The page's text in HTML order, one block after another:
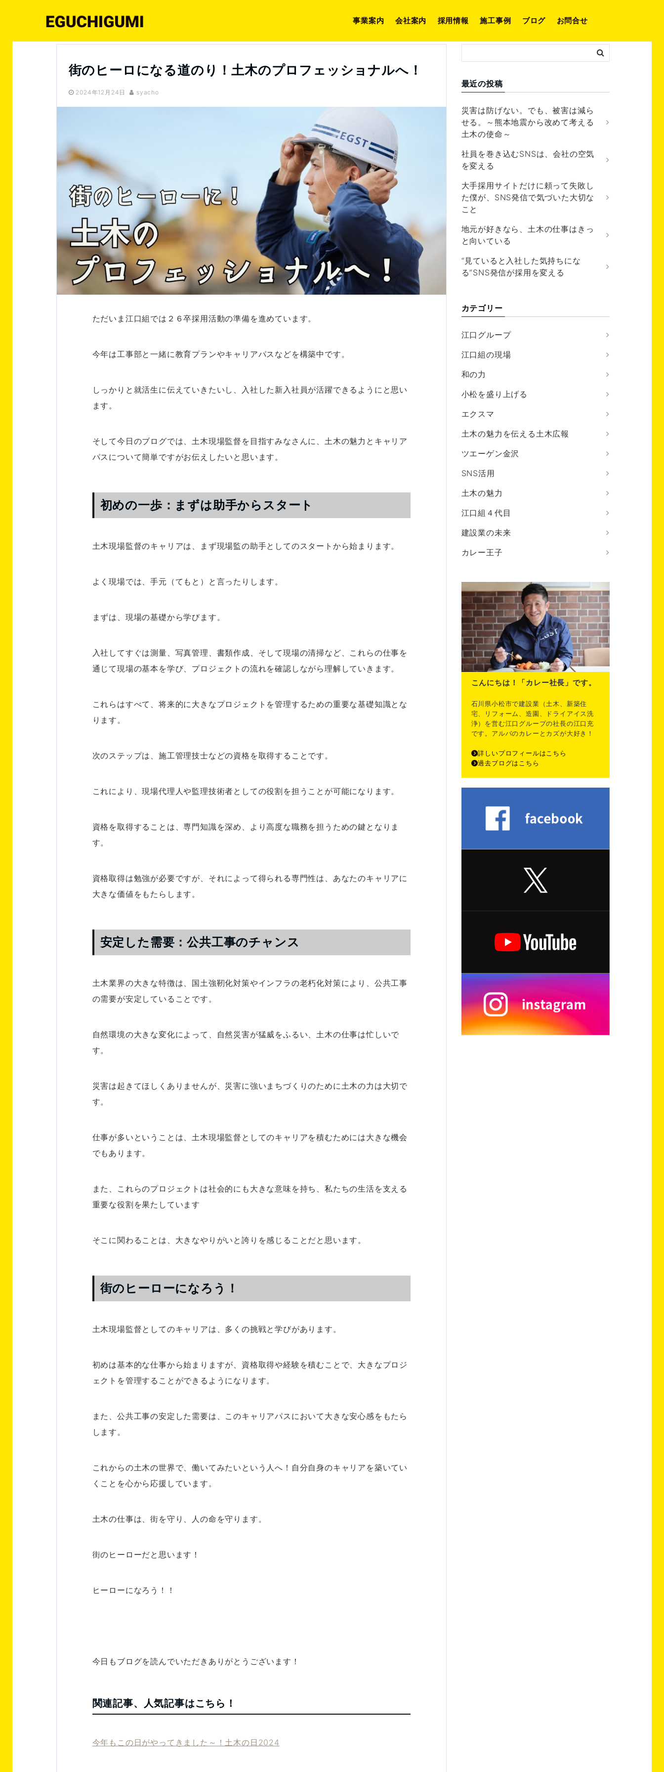
事業案内 会社案内 採用情報 施工事例 ブログ お問合せ
江口組|石川県小松市|土木工事の施工・建設業
街のヒーロになる道のり！土木のプロフェッショナルへ！
2024年12月24日 syacho
ただいま江口組では２６卒採用活動の準備を進めています。
今年は工事部と一緒に教育プランやキャリアパスなどを構築中です。
しっかりと就活生に伝えていきたいし、入社した新入社員が活躍できるようにと思い
ます。
そして今日のブログでは、土木現場監督を目指すみなさんに、土木の魅力とキャリア
パスについて簡単ですがお伝えしたいと思います。
初めの一歩：まずは助手からスタート
土木現場監督のキャリアは、まず現場監の助手としてのスタートから始まります。
よく現場では、手元（てもと）と言ったりします。
まずは、現場の基礎から学びます。
入社してすぐは測量、写真管理、書類作成、そして現場の清掃など、これらの仕事を
通じて現場の基本を学び、プロジェクトの流れを確認しながら理解していきます。
これらはすべて、将来的に大きなプロジェクトを管理するための重要な基礎知識とな
ります。
次のステップは、施工管理技士などの資格を取得することです。
これにより、現場代理人や監理技術者としての役割を担うことが可能になります。
資格を取得することは、専門知識を深め、より高度な職務を担うための鍵となりま
す。
資格取得は勉強が必要ですが、それによって得られる専門性は、あなたのキャリアに
大きな価値をもたらします。
安定した需要：公共工事のチャンス
土木業界の大きな特徴は、国土強靭化対策やインフラの老朽化対策により、公共工事
の需要が安定していることです。
自然環境の大きな変化によって、自然災害が猛威をふるい、土木の仕事は忙しいで
す。
災害は起きてほしくありませんが、災害に強いまちづくりのために土木の力は大切で
す。
仕事が多いということは、土木現場監督としてのキャリアを積むためには大きな機会
でもあります。
また、これらのプロジェクトは社会的にも大きな意味を持ち、私たちの生活を支える
重要な役割を果たしています
そこに関わることは、大きなやりがいと誇りを感じることだと思います。
街のヒーローになろう！
土木現場監督としてのキャリアは、多くの挑戦と学びがあります。
初めは基本的な仕事から始まりますが、資格取得や経験を積むことで、大きなプロジ
ェクトを管理することができるようになります。
また、公共工事の安定した需要は、このキャリアパスにおいて大きな安心感をもたら
します。
これからの土木の世界で、働いてみたいという人へ！自分自身のキャリアを築いてい
くことを心から応援しています。
土木の仕事は、街を守り、人の命を守ります。
街のヒーローだと思います！
ヒーローになろう！！
今日もブログを読んでいただきありがとうございます！
関連記事、人気記事はこちら！
今年もこの日がやってきました～！土木の日2024
最近の投稿
災害は防げない。でも、被害は減ら
せる。～熊本地震から改めて考える
土木の使命～
社員を巻き込むSNSは、会社の空気
を変える
大手採用サイトだけに頼って失敗し
た僕が、SNS発信で気づいた大切な
こと
地元が好きなら、土木の仕事はきっ
と向いている
“見ていると入社した気持ちにな
る”SNS発信が採用を変える
カテゴリー
江口グループ
江口組の現場
和の力
小松を盛り上げる
エクスマ
土木の魅力を伝える土木広報
ツエーゲン金沢
SNS活用
土木の魅力
江口組４代目
建設業の未来
カレー王子
こんにちは！「カレー社長」です。
石川県小松市で建設業（土木、新築住
宅、リフォーム、造園、ドライアイス洗
浄）を営む江口グループの社長の江口充
です。アルバのカレーとカズが大好き！
詳しいプロフィールはこちら
過去ブログはこちら